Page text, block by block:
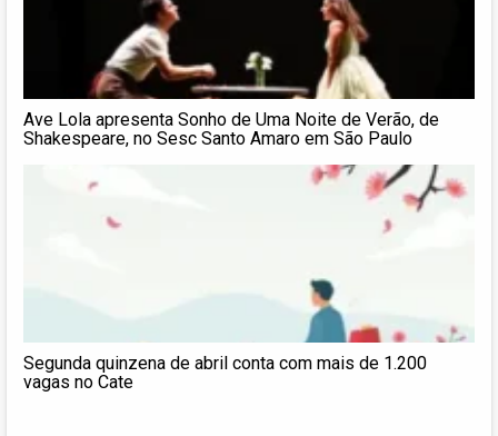
Ave Lola apresenta Sonho de Uma Noite de Verão, de
Shakespeare, no Sesc Santo Amaro em São Paulo
Segunda quinzena de abril conta com mais de 1.200
vagas no Cate